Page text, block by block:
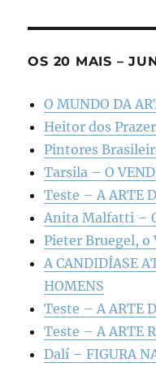
OS 20 MAIS –
O MUNDO DA
Heitor dos
Pintores
Tarsila – O
Teste – A ARTE
Anita Malfatti –
Pieter Bruegel, o
A CANDIDÍASE
HOMENS
Teste – A ARTE
Teste – A ARTE
Dalí – FIGURA